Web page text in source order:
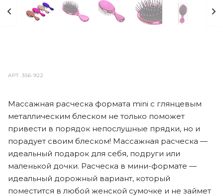
АРТ.356-922
Массажная расческа формата mini с глянцевым
металлическим блеском не только поможет
привести в порядок непослушные прядки, но и
порадует своим блеском! Массажная расческа —
идеальный подарок для себя, подруги или
маленькой дочки. Расческа в мини-формате —
идеальный дорожный вариант, который
поместится в любой женской сумочке и не займет